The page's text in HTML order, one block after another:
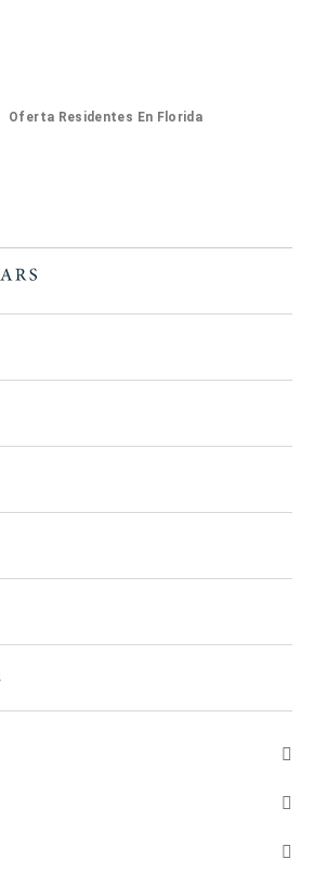
Oferta Residentes En Florida
Company